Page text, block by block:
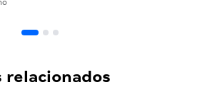
relacionados